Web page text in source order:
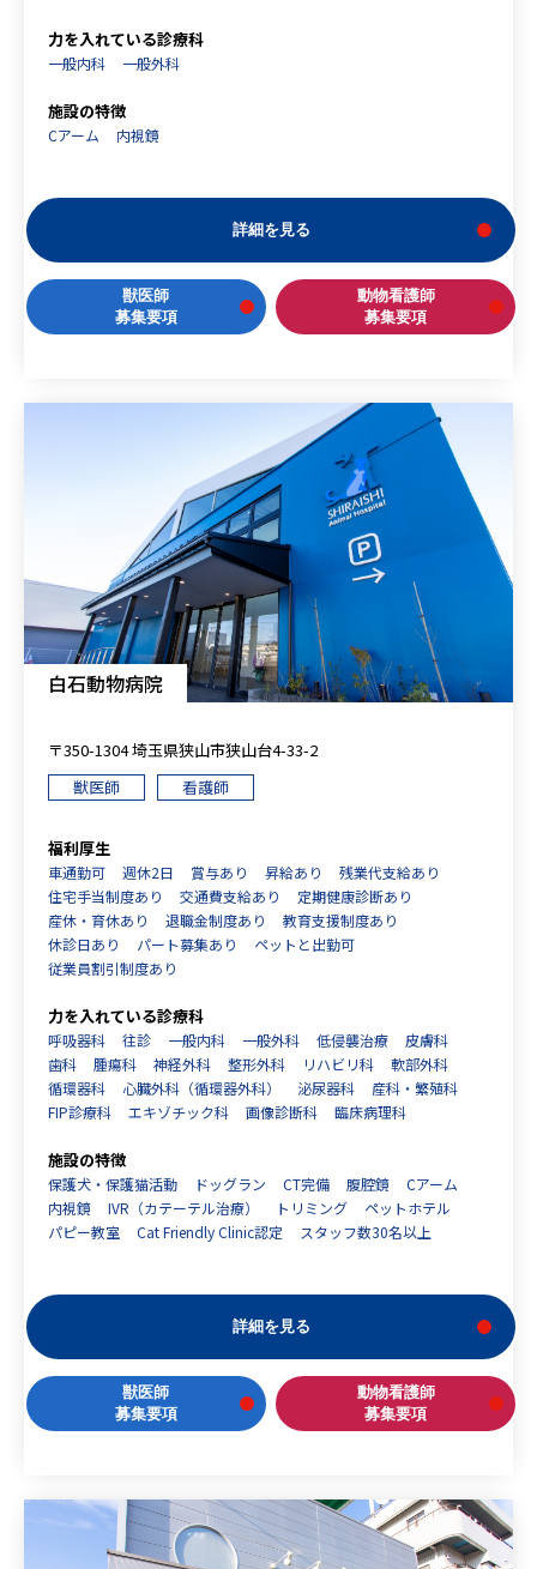
力を入れている診療科
一般内科 一般外科
施設の特徴
Cアーム 内視鏡
詳細を見る
獣医師
募集要項
動物看護師
募集要項
白石動物病院
〒350-1304 埼玉県狭山市狭山台4-33-2
獣医師
看護師
福利厚生
車通勤可 週休2日 賞与あり 昇給あり
残業代支給あり
住宅手当制度あり
交通費支給あり
定期健康診断あり
産休・育休あり
退職金制度あり
教育支援制度あり
休診日あり
パート募集あり
ペットと出勤可
従業員割引制度あり
力を入れている診療科
呼吸器科 往診 一般内科 一般外科 低侵襲治療
皮膚科
歯科
腫瘍科 神経外科 整形外科 リハビリ科
軟部外科
循環器科
心臓外科（循環器外科） 泌尿器科
産科・繁殖科
FIP診療科
エキゾチック科 画像診断科 臨床病理科
施設の特徴
保護犬・保護猫活動 ドッグラン CT完備 腹腔鏡
Cアーム
内視鏡
IVR（カテーテル治療） トリミング
ペットホテル
パピー教室
Cat Friendly Clinic認定 スタッフ数30名以上
詳細を見る
獣医師
募集要項
動物看護師
募集要項